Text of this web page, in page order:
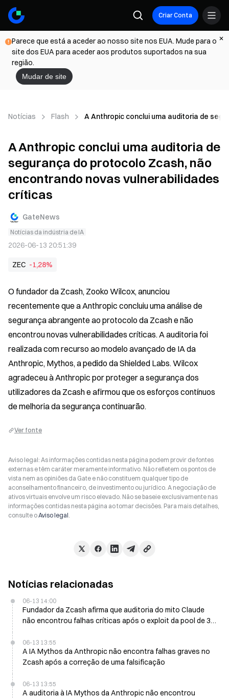
Criar Conta
Parece que está a aceder ao nosso site nos EUA. Mude para o
site dos EUA para aceder aos produtos suportados na sua
região.
Mudar de site
Notícias Flash A Anthropic conclui uma auditoria de
A Anthropic conclui uma auditoria de
segurança do protocolo Zcash, não
encontrando novas vulnerabilidades
críticas
GateNews
Notícias da indústria de IA
2026-06-13 20:51:39
ZEC -1,28%
O fundador da Zcash, Zooko Wilcox, anunciou
recentemente que a Anthropic concluiu uma análise de
segurança abrangente ao protocolo da Zcash e não
encontrou novas vulnerabilidades críticas. A auditoria foi
realizada com recurso ao modelo avançado de IA da
Anthropic, Mythos, a pedido da Shielded Labs. Wilcox
agradeceu à Anthropic por proteger a segurança dos
utilizadores da Zcash e afirmou que os esforços contínuos
de melhoria da segurança continuarão.
Ver fonte
Aviso legal: As informações contidas nesta página podem provir de fontes
externas e têm caráter meramente informativo. Não refletem os pontos de
vista nem as opiniões da Gate e não constituem qualquer tipo de
aconselhamento financeiro, de investimento ou jurídico. A negociação de
ativos virtuais envolve um risco elevado. Não se baseie exclusivamente nas
informações contidas nesta página ao tomar decisões. Para mais detalhes,
consulte oAviso legal.
Notícias relacionadas
06-13 14:00
Fundador da Zcash afirma que auditoria do mito Claude
não encontrou falhas críticas após o exploit da pool de 3
06-13 13:55
A IA Mythos da Anthropic não encontra falhas graves no
Zcash após a correção de uma falsificação
06-13 13:55
A auditoria à IA Mythos da Anthropic não encontrou